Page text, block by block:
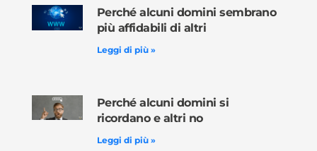
Perché alcuni domini sembrano
più affidabili di altri
Leggi di più »
Perché alcuni domini si
ricordano e altri no
Leggi di più »